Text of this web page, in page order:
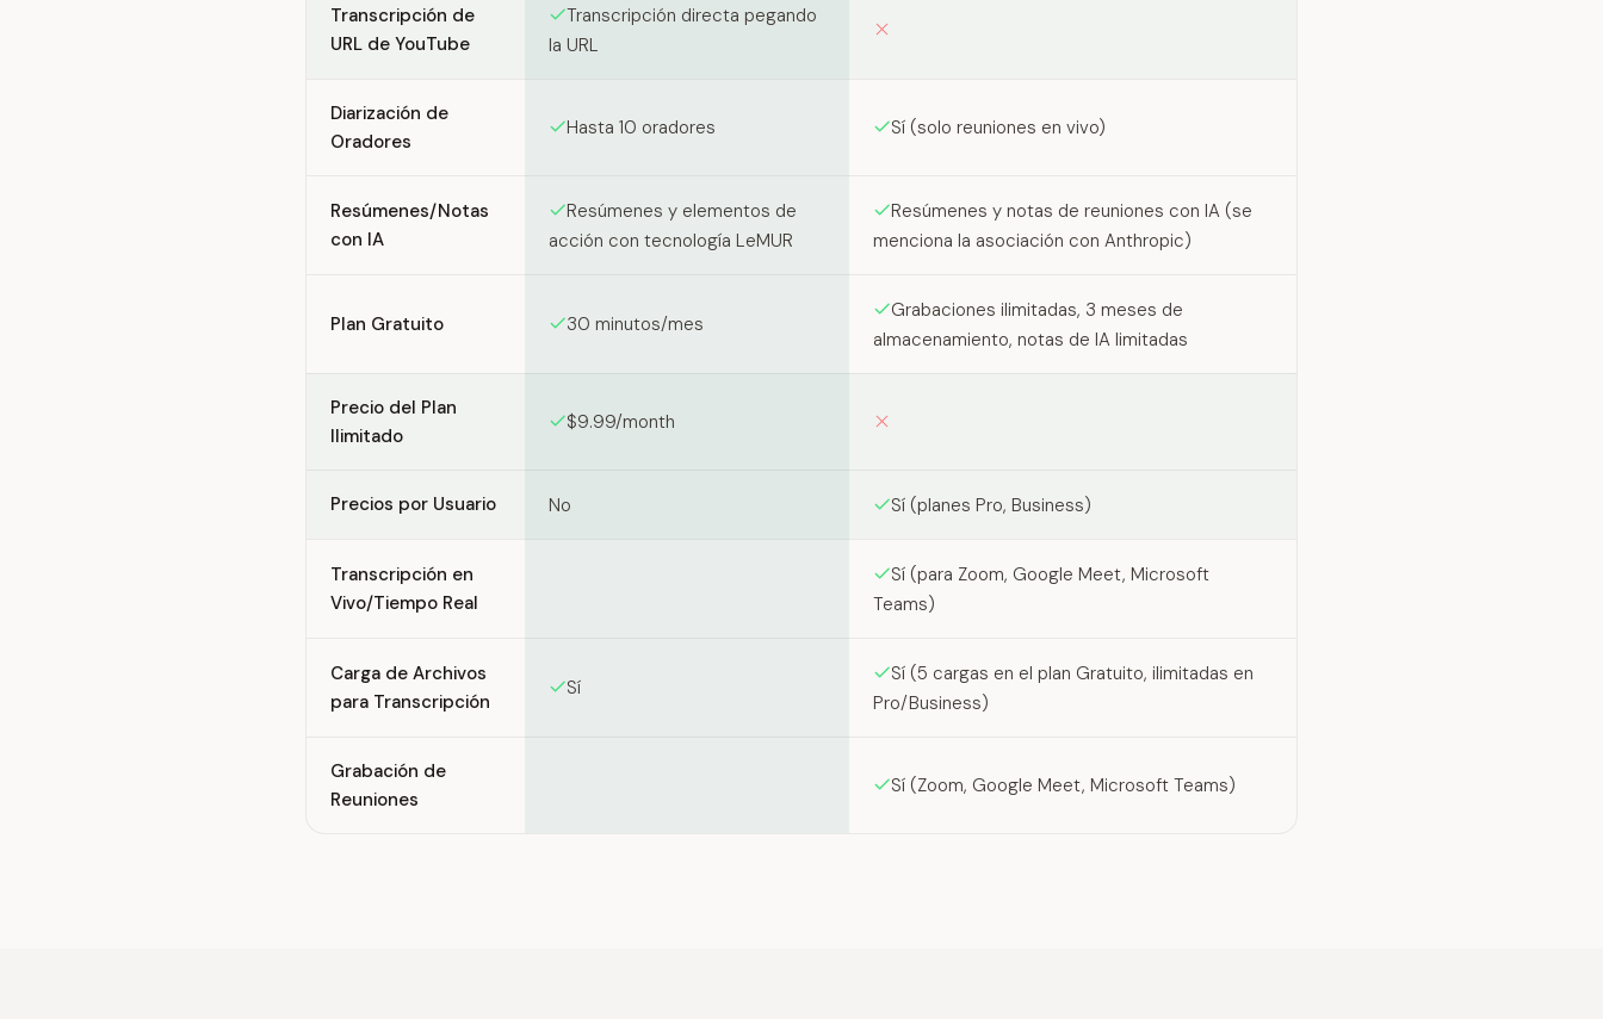
Transcripción de
URL de YouTube
Transcripción directa pegando
la URL
Diarización de
Oradores
Hasta 10 oradores Sí (solo reuniones en vivo)
Resúmenes/Notas
con IA
Resúmenes y elementos de
acción con tecnología LeMUR
Resúmenes y notas de reuniones con IA (se
menciona la asociación con Anthropic)
Plan Gratuito 30 minutos/mes
Grabaciones ilimitadas, 3 meses de
almacenamiento, notas de IA limitadas
Precio del Plan
Ilimitado
$9.99/month
Precios por Usuario No Sí (planes Pro, Business)
Transcripción en
Vivo/Tiempo Real
Sí (para Zoom, Google Meet, Microsoft
Teams)
Carga de Archivos
para Transcripción
Sí
Sí (5 cargas en el plan Gratuito, ilimitadas en
Pro/Business)
Grabación de
Reuniones
Sí (Zoom, Google Meet, Microsoft Teams)